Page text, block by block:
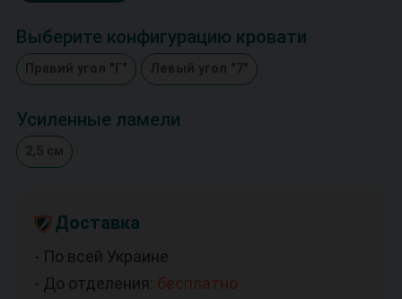
Выберите конфигурацию кровати
Правий угол "Г" Левый угол "7"
Усиленные ламели
2,5 см
Доставка
- По всей Украине
- До отделения: бесплатно